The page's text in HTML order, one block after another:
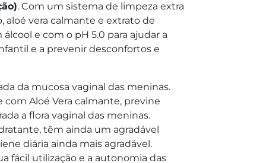
. Com um sistema de limpeza extra
aloé vera calmante e extrato de
e com o pH 5.0 para ajudar a
e a prevenir desconfortos e
da mucosa vaginal das meninas.
Aloé Vera calmante, previne
a flora vaginal das meninas.
têm ainda um agradável
diária ainda mais agradável.
fácil utilização e a autonomia das